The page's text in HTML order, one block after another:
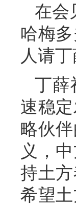
在会
哈梅
人请
丁薛
速稳
略伙
义，
持土
希望